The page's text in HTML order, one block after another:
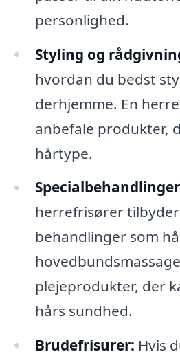
personlighed.
Styling og
hvordan du bedst
derhjemme. En
anbefale produkter,
hårtype.
herrefrisører
behandlinger som
plejeprodukter, der
hårs sundhed.
Brudefrisurer: Hvis